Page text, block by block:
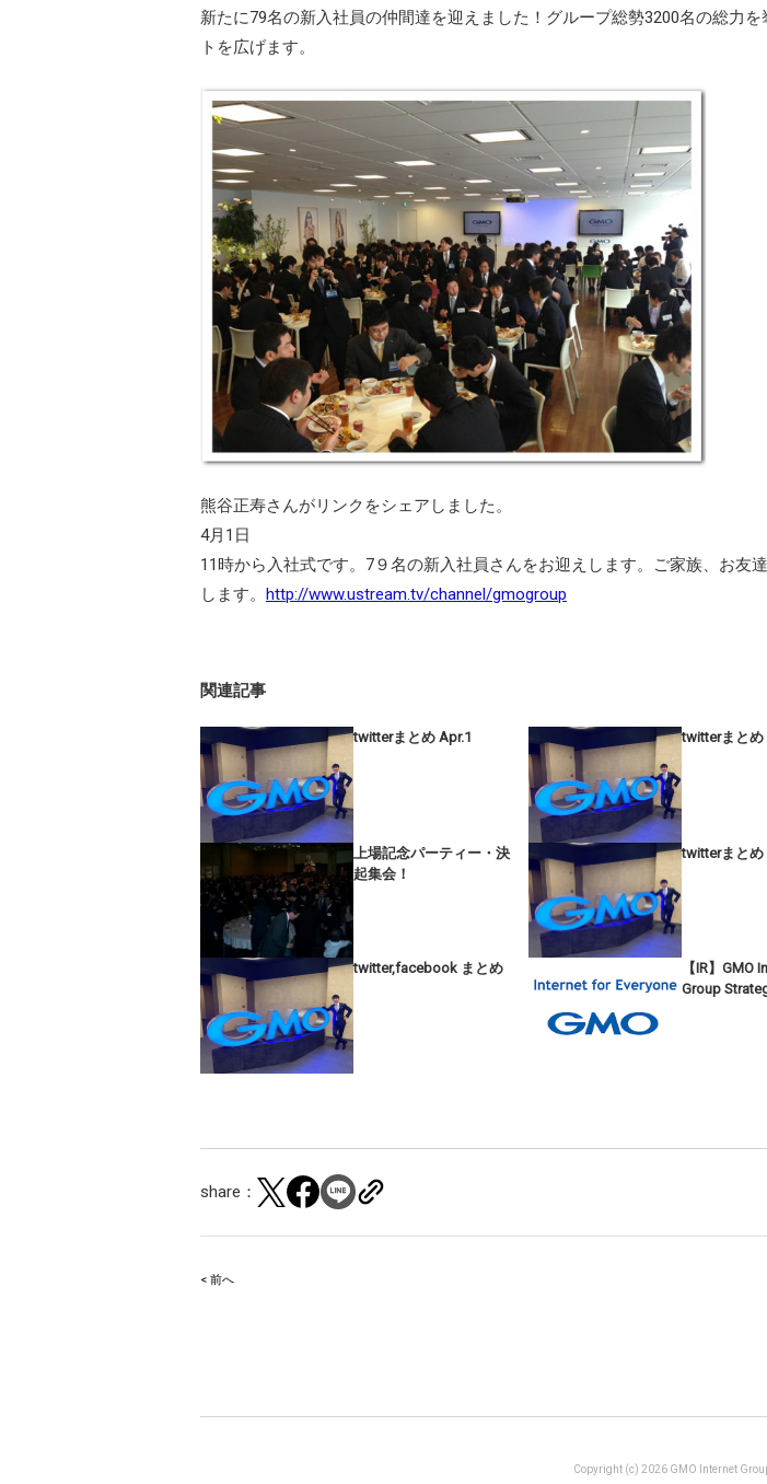
新たに79名の新入社員の仲間達を迎えました！グループ総勢3200名の総力を
トを広げます。
熊谷正寿さんがリンクをシェアしました。
4月1日
11時から入社式です。7９名の新入社員さんをお迎えします。ご家族、お友
します。 http://www.ustream.tv/channel/gmogroup
関連記事
twitterまとめ Apr.1 twitterまと
上場記念パーティー・決
起集会！
twitterまとめ
twitter,facebook まとめ
【IR】GMO
Group
share：
Post
< 前へ
Copyright (c) 2026 GMO Internet